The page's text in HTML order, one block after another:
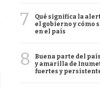
7
Qué significa la
el gobierno y cómo
en el país
8
Buena parte del
y amarilla de
fuertes y